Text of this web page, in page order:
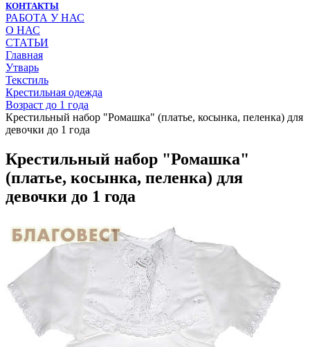
КОНТАКТЫ
РАБОТА У НАС
О НАС
СТАТЬИ
Главная
Утварь
Текстиль
Крестильная одежда
Возраст до 1 года
Крестильный набор "Ромашка" (платье, косынка, пеленка) для
девочки до 1 года
Крестильный набор "Ромашка"
(платье, косынка, пеленка) для
девочки до 1 года